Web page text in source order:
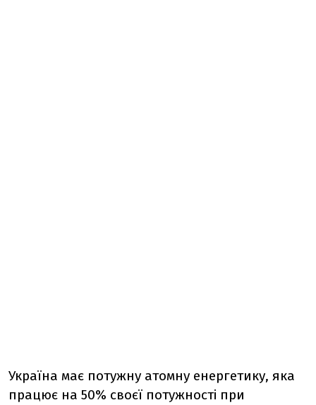
Україна має потужну атомну енергетику, яка
працює на 50% своєї потужності при